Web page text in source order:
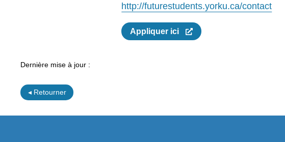
http://futurestudents.yorku.ca/contact
Appliquer ici
Dernière mise à jour :
◂ Retourner